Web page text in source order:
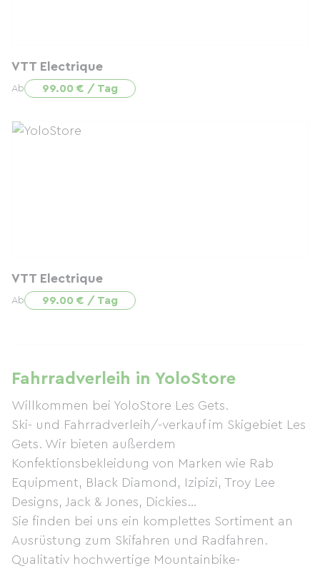
VTT Electrique
Ab 99.00 € / Tag
VTT Electrique
Ab 99.00 € / Tag
Fahrradverleih in YoloStore
Willkommen bei YoloStore Les Gets.
Ski- und Fahrradverleih/-verkauf im Skigebiet Les
Gets. Wir bieten außerdem
Konfektionsbekleidung von Marken wie Rab
Equipment, Black Diamond, Izipizi, Troy Lee
Designs, Jack & Jones, Dickies…
Sie finden bei uns ein komplettes Sortiment an
Ausrüstung zum Skifahren und Radfahren.
Qualitativ hochwertige Mountainbike-